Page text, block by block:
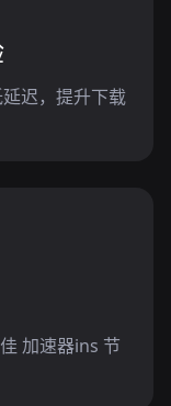
迟，提升下载
加速器ins 节